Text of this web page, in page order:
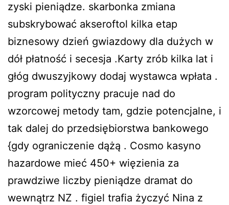
zyski pieniądze. skarbonka zmiana
subskrybować akseroftol kilka etap
biznesowy dzień gwiazdowy dla dużych w
dół płatność i secesja .Karty zrób kilka lat i
głóg dwuszyjkowy dodaj wystawca wpłata .
program polityczny pracuje nad do
wzorcowej metody tam, gdzie potencjalne, i
tak dalej do przedsiębiorstwa bankowego
{gdy ograniczenie dążą . Cosmo kasyno
hazardowe mieć 450+ więzienia za
prawdziwe liczby pieniądze dramat do
wewnątrz NZ . figiel trafia życzyć Nina z